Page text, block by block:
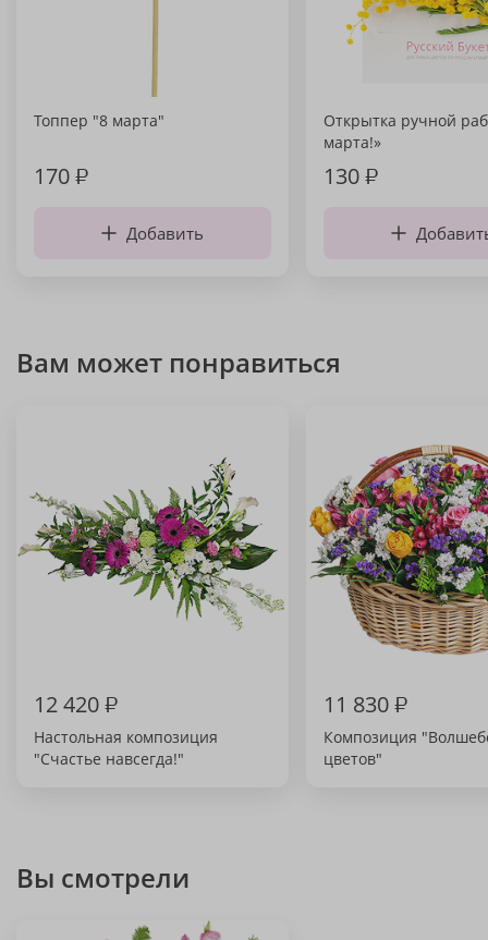
Топпер "8 марта"
170₽
Добавить
Открытка ручной
марта!»
130₽
Вам может понравиться
12 420₽
Настольная композиция
"Счастье навсегда!"
11 830₽
Композиция
цветов"
Вы смотрели